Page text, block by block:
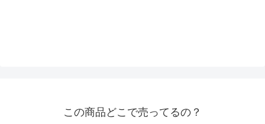
この商品どこで売ってるの？